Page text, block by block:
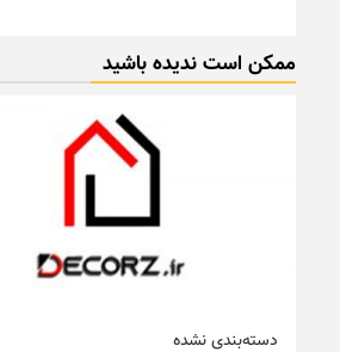
ممکن است ندیده باشید
دسته‌بندی نشده